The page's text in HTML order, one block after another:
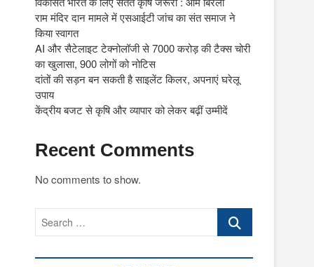
राम मंदिर दान मामले में एसआईटी जांच का संत समाज ने
किया स्वागत
AI और सैटेलाइट टेक्नोलॉजी से 7000 करोड़ की टैक्स चोरी
का खुलासा, 900 लोगों को नोटिस
दांतों की सड़न बन सकती है साइलेंट किलर, अपनाएं घरेलू
उपाय
केंद्रीय बजट से कृषि और व्यापार को लेकर बढ़ीं उम्मीदें
Recent Comments
No comments to show.
Search